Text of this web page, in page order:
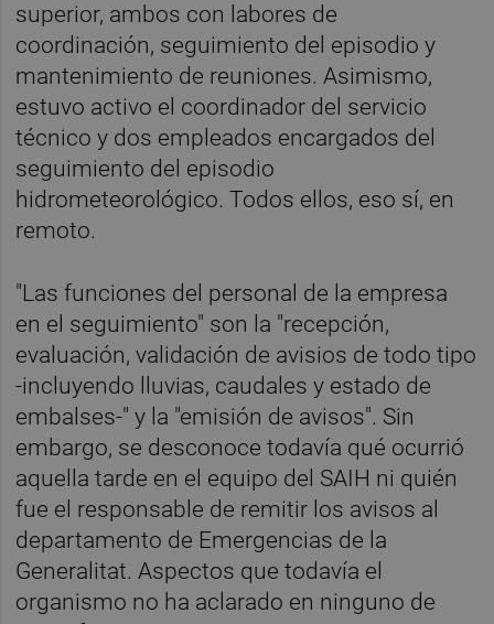
superior, ambos con labores de
coordinación, seguimiento del episodio y
mantenimiento de reuniones. Asimismo,
estuvo activo el coordinador del servicio
técnico y dos empleados encargados del
seguimiento del episodio
hidrometeorológico. Todos ellos, eso sí, en
remoto.
"Las funciones del personal de la empresa
en el seguimiento" son la "recepción,
evaluación, validación de avisios de todo tipo
-incluyendo lluvias, caudales y estado de
embalses-" y la "emisión de avisos". Sin
embargo, se desconoce todavía qué ocurrió
aquella tarde en el equipo del SAIH ni quién
fue el responsable de remitir los avisos al
departamento de Emergencias de la
Generalitat. Aspectos que todavía el
organismo no ha aclarado en ninguno de